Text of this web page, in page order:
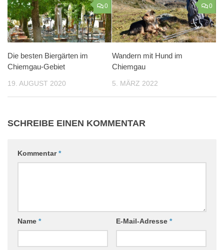
0
Die besten Biergärten im
Chiemgau-Gebiet
19. AUGUST 2020
0
Wandern mit Hund im
Chiemgau
5. MÄRZ 2022
SCHREIBE EINEN KOMMENTAR
Kommentar*
Name * E-Mail-Adresse *